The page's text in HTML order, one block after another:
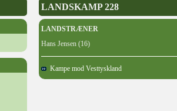
LANDSKAMP 228
LANDSTRÆNER
Hans Jensen (16)
Kampe mod Vesttyskland